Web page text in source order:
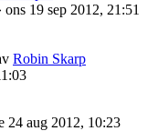
ons 19 sep 2012, 21:51
Robin Skarp
24 aug 2012, 10:23